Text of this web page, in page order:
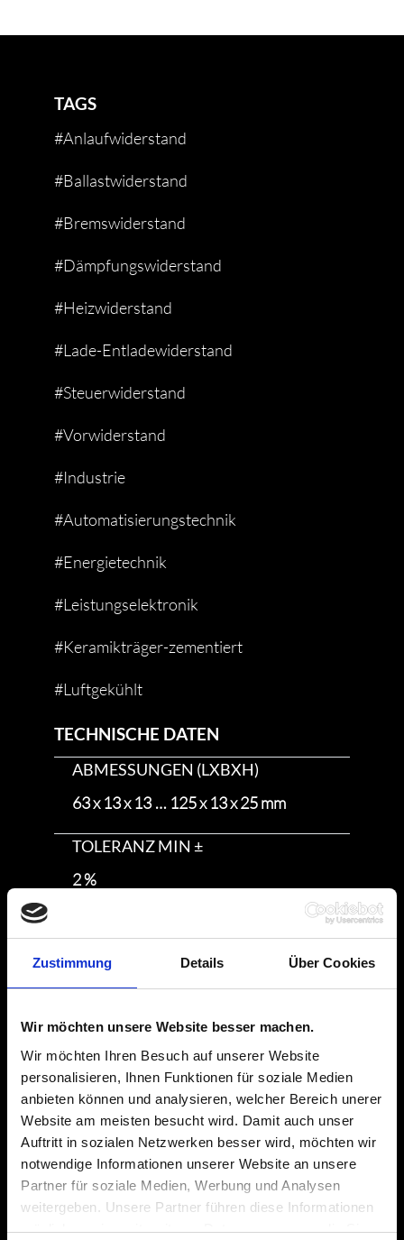
Zustimmung Details Über Cookies
Wir möchten unsere Website besser machen.
Wir möchten Ihren Besuch auf unserer Website
personalisieren, Ihnen Funktionen für soziale Medien
anbieten können und analysieren, welcher Bereich unerer
Website am meisten besucht wird. Damit auch unser
Auftritt in sozialen Netzwerken besser wird, möchten wir
notwendige Informationen unserer Website an unsere
Partner für soziale Medien, Werbung und Analysen
weitergeben. Unsere Partner führen diese Informationen
möglicherweise mit weiteren Daten zusammen, die Sie
TAGS
#Anlaufwiderstand
#Ballastwiderstand
#Bremswiderstand
#Dämpfungswiderstand
#Heizwiderstand
#Lade-Entladewiderstand
#Steuerwiderstand
#Vorwiderstand
#Industrie
#Automatisierungstechnik
#Energietechnik
#Leistungselektronik
#Keramikträger-zementiert
#Luftgekühlt
TECHNISCHE DATEN
ABMESSUNGEN (LXBXH)
63 x 13 x 13 … 125 x 13 x 25 mm
TOLERANZ MIN ±
2 %
10 %
25 W
NENNLEISTUNG MAX
75 W
WIDERSTANDSWERTEBEREICH MIN
1 Ω
WIDERSTANDSWERTEBEREICH